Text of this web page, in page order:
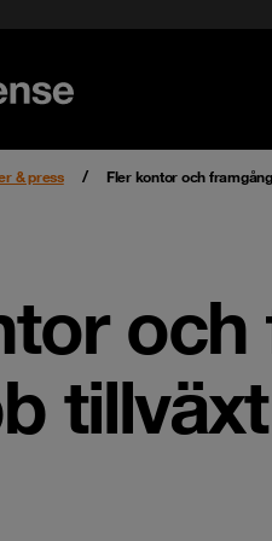
& press Fler kontor och